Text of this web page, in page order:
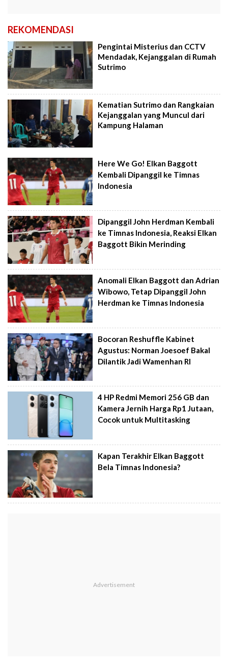
REKOMENDASI
Pengintai Misterius dan CCTV
Mendadak, Kejanggalan di Rumah
Sutrimo
Kematian Sutrimo dan Rangkaian
Kejanggalan yang Muncul dari
Kampung Halaman
Here We Go! Elkan Baggott
Kembali Dipanggil ke Timnas
Indonesia
Dipanggil John Herdman Kembali
ke Timnas Indonesia, Reaksi Elkan
Baggott Bikin Merinding
Anomali Elkan Baggott dan Adrian
Wibowo, Tetap Dipanggil John
Herdman ke Timnas Indonesia
Bocoran Reshuffle Kabinet
Agustus: Norman Joesoef Bakal
Dilantik Jadi Wamenhan RI
4 HP Redmi Memori 256 GB dan
Kamera Jernih Harga Rp1 Jutaan,
Cocok untuk Multitasking
Kapan Terakhir Elkan Baggott
Bela Timnas Indonesia?